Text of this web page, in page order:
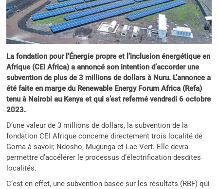
La fondation pour l’Énergie propre et l’inclusion énergétique en
Afrique (CEI Africa) a annoncé son intention d’accorder une
subvention de plus de 3 millions de dollars à Nuru. L’annonce a
été faite en marge du Renewable Energy Forum Africa (Refa)
tenu à Nairobi au Kenya et qui s’est refermé vendredi 6 octobre
2023.
D’une valeur de 3 millions de dollars, la subvention de la
fondation CEI Afrique concerne directement trois localité de
Goma à savoir, Ndosho, Mugunga et Lac Vert. Elle devra
permettre d’accélérer le processus d’électrification desdites
localités.
C’est en effet, une subvention basée sur les résultats (RBF) qui